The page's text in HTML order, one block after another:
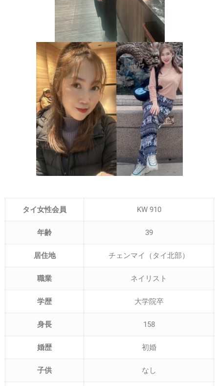
タイ女性会員 KW 910
年齢 39
居住地 チェンマイ（タイ北部）
職業 ネイリスト
学歴 大学院卒
身長 158
婚歴 初婚
子供 なし